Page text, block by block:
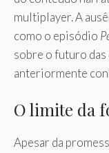
multiplayer. A
como o episódio
sobre o futuro
anteriormente
O limite da
Apesar da